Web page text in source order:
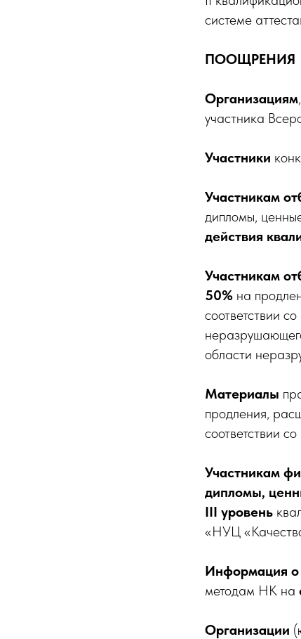
системе
ПООЩРЕНИЯ
Организациям
участника
Участники
Участникам
дипломы,
действия
Участникам
50% на
соответствии
области
Материалы
продления,
Участникам
дипломы,
III уровень
«НУЦ
Информация о
методам НК на
Организации